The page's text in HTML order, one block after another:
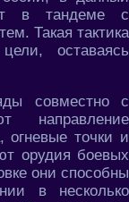
в тандеме с
Такая тактика
оставаясь
совместно с
направление
огневые точки и
орудия боевых
они способны
в несколько